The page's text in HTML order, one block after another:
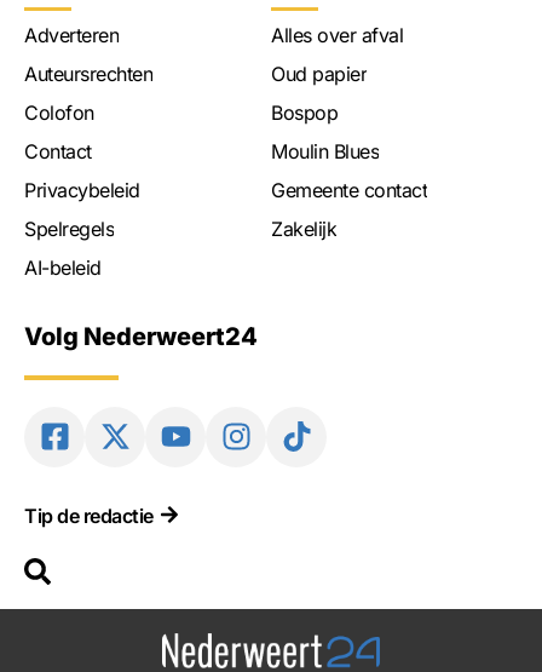
Adverteren
Auteursrechten
Colofon
Contact
Privacybeleid
Spelregels
AI-beleid
Alles over afval
Oud papier
Bospop
Moulin Blues
Gemeente contact
Zakelijk
Volg Nederweert24
Tip de redactie